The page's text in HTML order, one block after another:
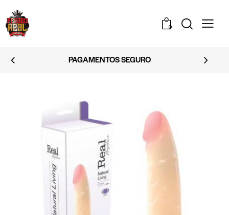
0
PAGAMENTOS SEGURO